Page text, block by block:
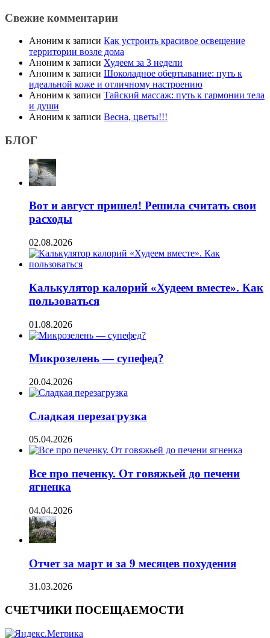
Свежие комментарии
Аноним к записи Как устроить красивое освещение
территории возле дома
Аноним к записи Худеем за 3 недели
Аноним к записи Шоколадное обертывание: путь к
идеальной коже и отличному настроению
Аноним к записи Тайский массаж: путь к гармонии тела
и души
Аноним к записи Весна, цветы!!!
БЛОГ
Вот и август пришел! Решила считать свои
расходы
02.08.2026
Калькулятор калорий «Худеем вместе». Как
пользоваться
01.08.2026
Микрозелень — супефед?
20.04.2026
Сладкая перезагрузка
05.04.2026
Все про печенку. От говяжьей до печени
ягненка
04.04.2026
Отчет за март и за 9 месяцев похудения
31.03.2026
СЧЕТЧИКИ ПОСЕЩАЕМОСТИ